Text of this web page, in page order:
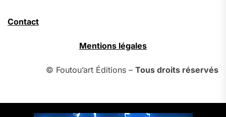
Contact
Mentions légales
© Foutou’art Éditions – Tous droits réservés